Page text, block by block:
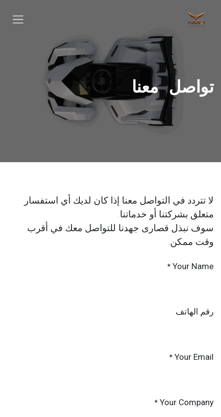
تواصل معنا
لا تتردد في التواصل معنا إذا كان لديك أي استفسار
متعلق بشركتنا أو خدماتنا.
سوف نبذل قصارى جهدنا للتواصل معك في أقرب
وقت ممكن.
Your Name
*
رقم الهاتف
Your Email
*
Your Company
*